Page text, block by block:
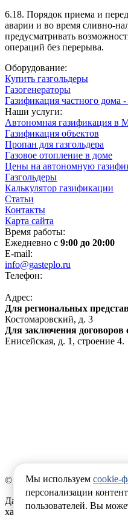
6.18. Порядок приема и
аварии и во время сливно-
предусматривать
операций без перерыва.
Оборудование:
Купить газгольдеры
Газогенераторы
Газификация частного дома -
Наши услуги:
Автономная газификация в
Газификация объектов
Пропан для газгольдера
Газовое отопление в доме
Цены на автономную
Газгольдеры
Калькулятор газификации
Статьи
Контакты
Карта сайта
Время работы:
Ежедневно с 9:00 до 20:00
E-mail:
info@gasteplo.ru
Телефон:
Адрес:
Для региональных
Костомаровский, д. 3
Для заключения
Енисейская, д. 1, строение 4.
© 2008-2026 GASTEPLO.RU
Данный сайт носит
характер и не является
Мы используемcookie-
персонализации
пользователей. Вы